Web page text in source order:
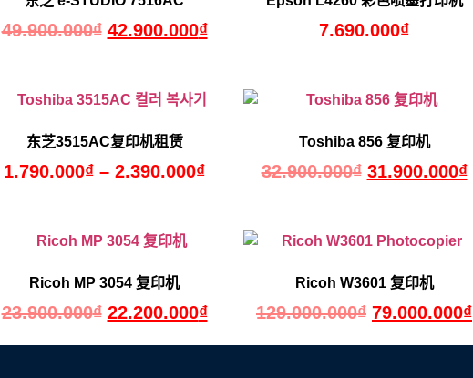
49.900.000₫ 42.900.000₫ 7.690.000₫
东芝3515AC复印机租赁
1.790.000₫ – 2.390.000₫
Toshiba 856 复印机
32.900.000₫ 31.900.000₫
Ricoh MP 3054 复印机
23.900.000₫ 22.200.000₫
Ricoh W3601 复印机
129.000.000₫ 79.000.000₫